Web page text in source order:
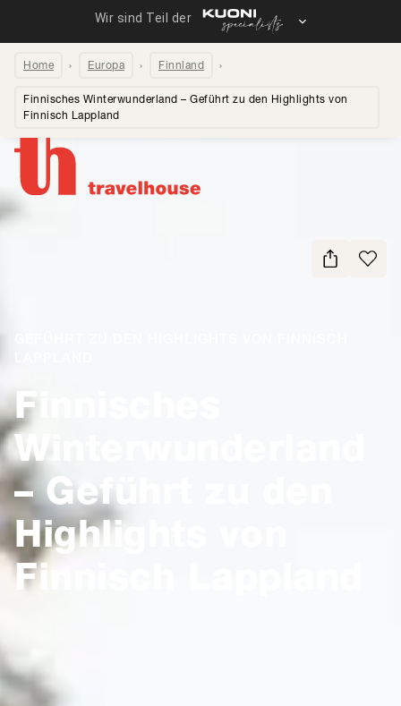
Home Europa Finnland
Finnisches Winterwunderland – Geführt zu den Highlights von
Finnisch Lappland
Finnisches
Winterwunderland
– Geführt zu den
Highlights von
Finnisch Lappland